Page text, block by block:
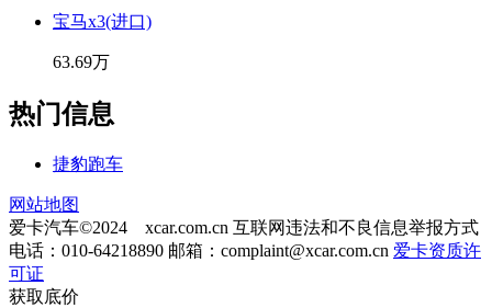
宝马x3(进口)
63.69万
热门信息
捷豹跑车
网站地图
爱卡汽车©2024 xcar.com.cn 互联网违法和不良信息举报方式
电话：010-64218890 邮箱： complaint@xcar.com.cn 爱卡资质许
可证
获取底价